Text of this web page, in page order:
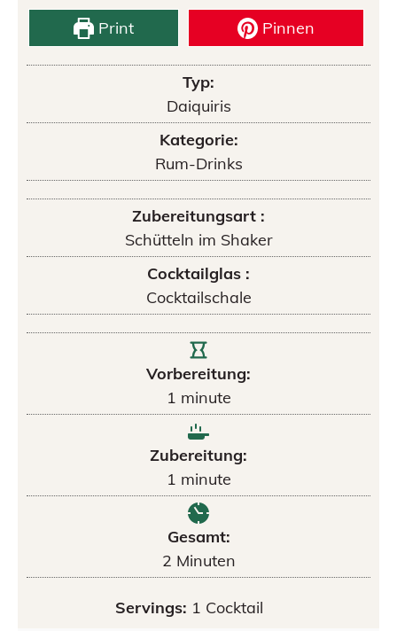
Print Pinnen
Typ:
Daiquiris
Kategorie:
Rum-Drinks
Zubereitungsart :
Schütteln im Shaker
Cocktailglas :
Cocktailschale
Vorbereitung:
1 minute
Zubereitung:
1 minute
Gesamt:
2 Minuten
Servings: 1 Cocktail